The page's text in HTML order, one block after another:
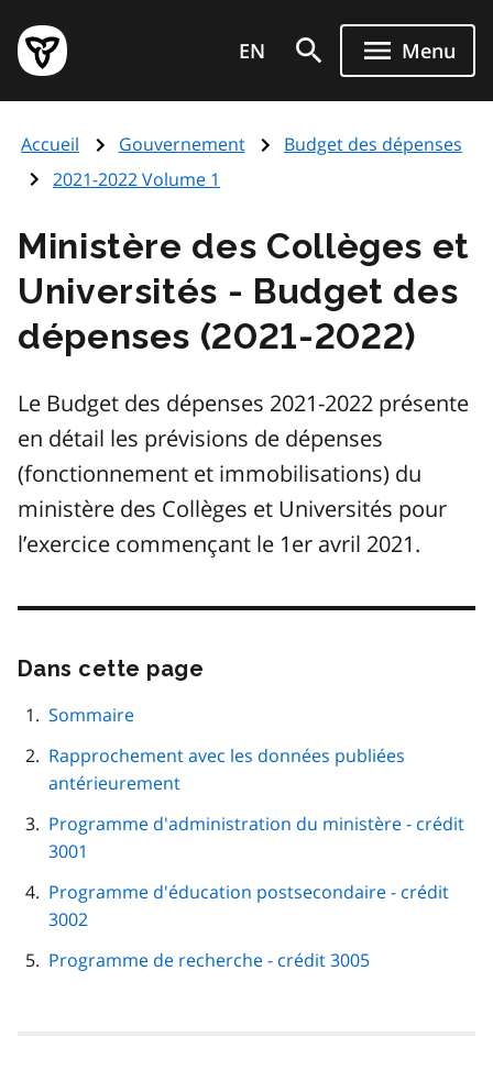
au
contenu
principal
Page
d'accueil
de
l'Ontario
EN Menu
Accueil Gouvernement
Budget des dépenses
2021-2022 Volume 1
Ministère des Collèges et
Universités - Budget des
dépenses (2021-2022)
Le Budget des dépenses 2021-2022 présente
en détail les prévisions de dépenses
(fonctionnement et immobilisations) du
ministère des Collèges et Universités pour
l’exercice commençant le 1er avril 2021.
Dans cette page
page
Sommaire
Rapprochement avec les données publiées
antérieurement
Programme d'administration du ministère - crédit
3001
Programme d'éducation postsecondaire - crédit
3002
Programme de recherche - crédit 3005